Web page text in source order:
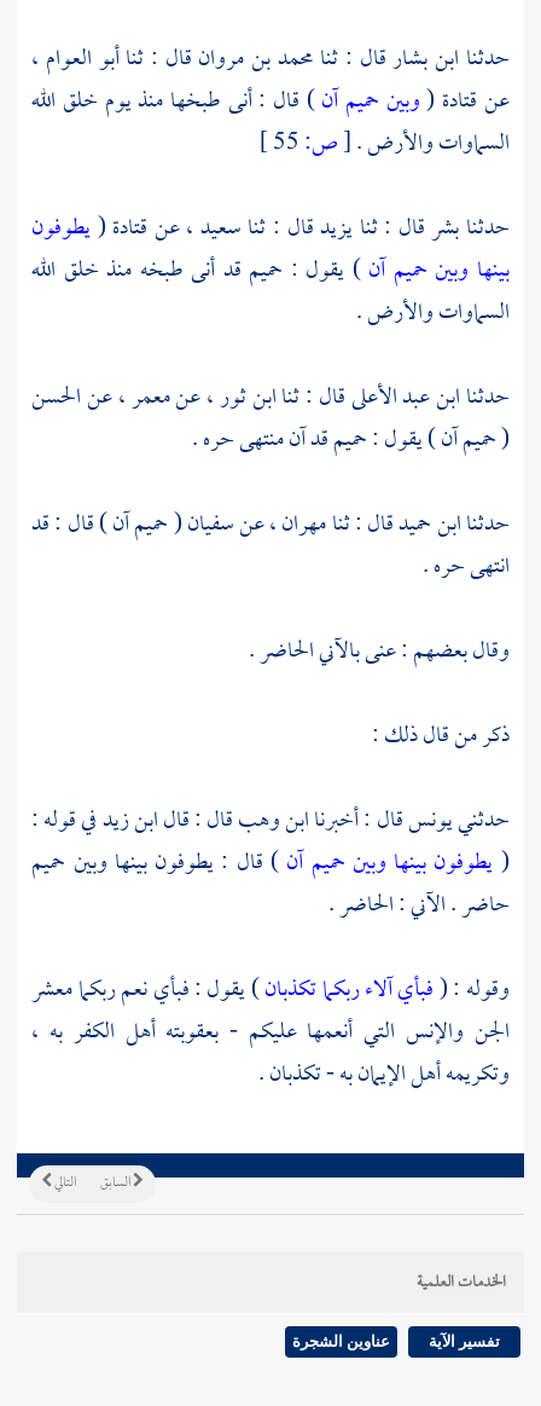
حدثنا ابن بشارقال : ثنامحمد بن مروانقال : ثناأبو العوام ،
عنقتادة (وبين حميم آن) قال : أنى طبخها منذ يوم خلق الله
السماوات والأرض .[ص:
حدثنابشرقال : ثنايزيدقال : ثناسعيد، عنقتادة(يطوفون
بينها وبين حميم آن) يقول : حميم قد أنى طبخه منذ خلق الله
السماوات والأرض .
حدثناابن عبد الأعلىقال : ثناابن ثور، عنمعمر، عنالحسن
( حميم آن ) يقول : حميم قد آن منتهى حره .
حدثناابن حميدقال : ثنامهران، عنسفيان( حميم آن ) قال : قد
انتهى حره .
وقال بعضهم : عنى بالآني الحاضر .
ذكر من قال ذلك :
حدثنييونسقال : أخبرناابن وهبقال : قالابن زيدفي قوله :
(يطوفون بينها وبين حميم آن) قال : يطوفون بينها وبين حميم
حاضر . الآني : الحاضر .
وقوله : (فبأي آلاء ربكما تكذبان) يقول : فبأي نعم ربكما معشر
الجن والإنس التي أنعمها عليكم - بعقوبته أهل الكفر به ،
وتكريمه أهل الإيمان به - تكذبان .
التالي السابق
الخدمات العلمية
تفسير الآية عناوين الشجرة